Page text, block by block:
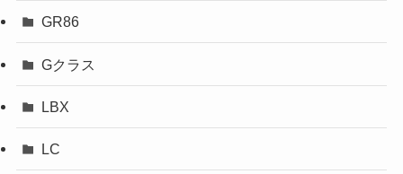
GR86
Gクラス
LBX
LC